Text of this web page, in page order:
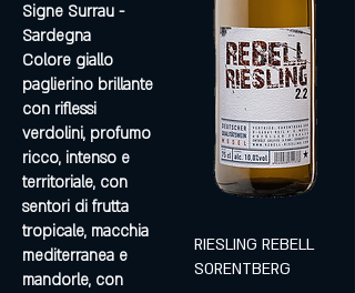
Signe Surrau -
Sardegna
Colore giallo
paglierino brillante
con riflessi
verdolini, profumo
ricco, intenso e
territoriale, con
sentori di frutta
tropicale, macchia
mediterranea e
mandorle, con
RIESLING REBELL
SORENTBERG